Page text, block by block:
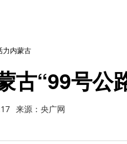
力内蒙古
古“99号公
来源：央广网